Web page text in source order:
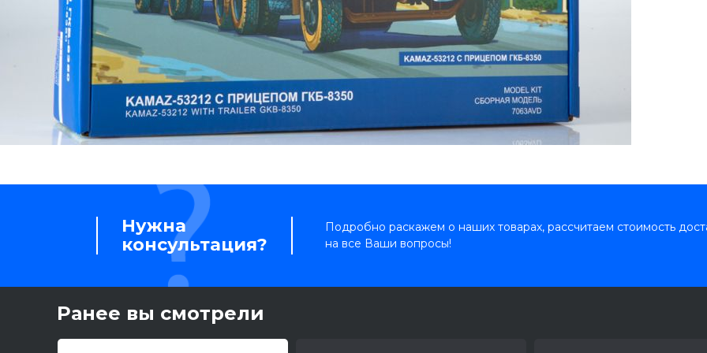
Нужна
консультация?
Подробно раскажем о наших товарах, рассчитаем стоимость
на все Ваши вопросы!
Ранее вы смотрели